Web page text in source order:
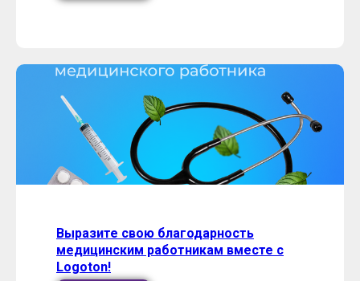
Выразите свою благодарность
медицинским работникам вместе с
Logoton!